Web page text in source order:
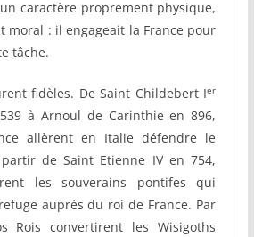
caractère proprement physique,
moral : il engageait la France pour
tâche.
fidèles. De Saint Childebert Ier
à Arnoul de Carinthie en 896,
allèrent en Italie défendre le
de Saint Etienne IV en 754,
les souverains pontifes qui
auprès du roi de France. Par
Rois convertirent les Wisigoths